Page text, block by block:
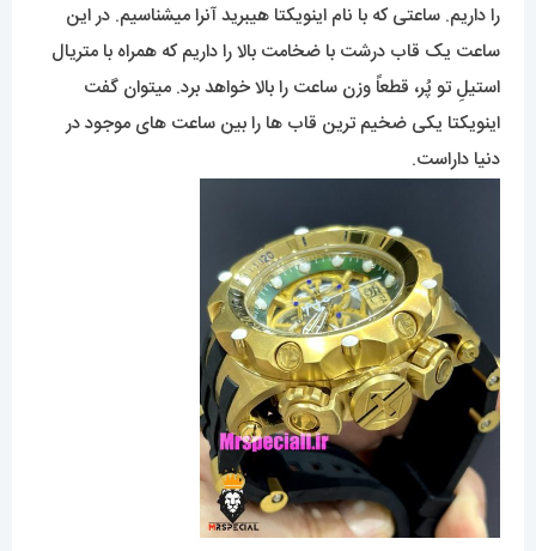
را داریم. ساعتی که با نام اینویکتا هیبرید آنرا میشناسیم. در این
ساعت یک قاب درشت با ضخامت بالا را داریم که همراه با متریال
استیلِ تو پُر، قطعاً وزن ساعت را بالا خواهد برد. میتوان گفت
اینویکتا یکی ضخیم ترین قاب ها را بین ساعت های موجود در
دنیا داراست.